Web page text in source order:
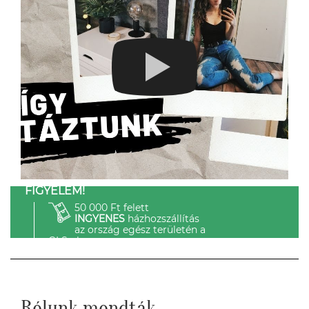
FIGYELEM!
50 000 Ft felett
INGYENESházhozszállítás
az ország egész területén a
GLS-el.